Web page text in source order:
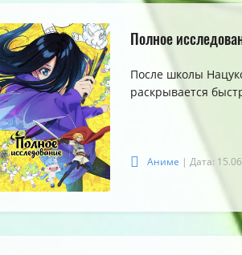
Полное
После школы
раскрывается
Аниме | Дата: